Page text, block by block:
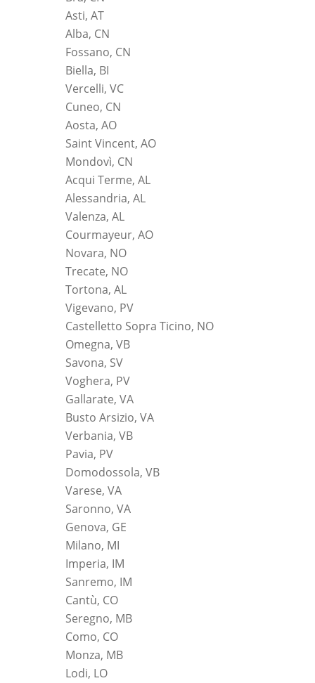
Asti, AT
Alba, CN
Fossano, CN
Biella, BI
Vercelli, VC
Cuneo, CN
Aosta, AO
Saint Vincent, AO
Mondovì, CN
Acqui Terme, AL
Alessandria, AL
Valenza, AL
Courmayeur, AO
Novara, NO
Trecate, NO
Tortona, AL
Vigevano, PV
Castelletto Sopra Ticino, NO
Omegna, VB
Savona, SV
Voghera, PV
Gallarate, VA
Busto Arsizio, VA
Verbania, VB
Pavia, PV
Domodossola, VB
Varese, VA
Saronno, VA
Genova, GE
Milano, MI
Imperia, IM
Sanremo, IM
Cantù, CO
Seregno, MB
Como, CO
Monza, MB
Lodi, LO